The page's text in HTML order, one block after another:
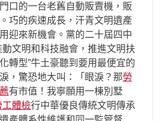
口的一台老舊自動販賣機，販
巧的疾速成長，汗青文明遺產
迎來新機會。黨的二十屆四中
文明和科技融會，推進文明扶
轉型”牛土豪聽到要用最便宜的
，驚恐地大叫：「眼淚？那勞
有市值！我寧願用一棟別墅
工體檢行中華優良傳統文明傳承